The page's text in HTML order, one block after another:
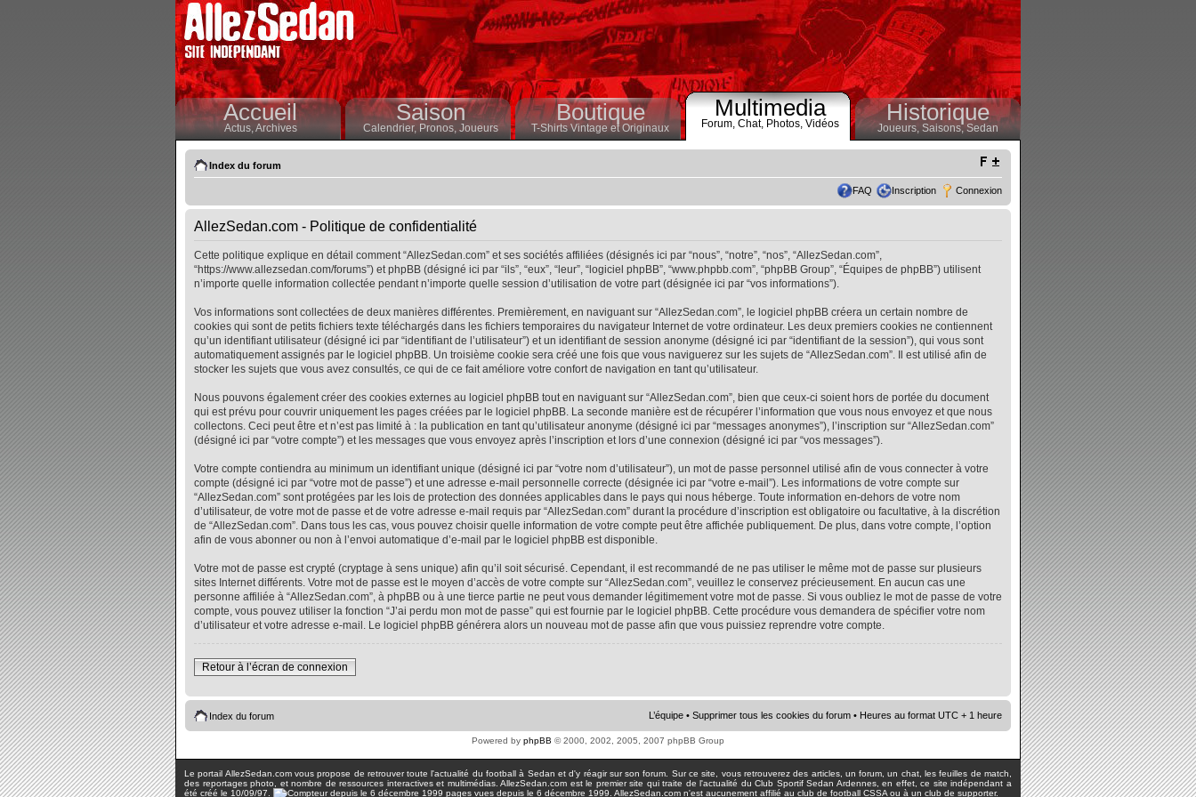
Accueil
Actus,Archives
Saison
Calendrier,Pronos, Joueurs
Boutique
T-Shirts Vintage et Originaux
Multimedia
Forum, Chat, Photos, Vidéos Historique
Joueurs, Saisons,Sedan
Index du forum
FAQ Inscription Connexion
AllezSedan.com - Politique de confidentialité
Cette politique explique en détail comment “AllezSedan.com” et ses sociétés affiliées (désignés ici par “nous”, “notre”, “nos”, “AllezSedan.com”,
“https://www.allezsedan.com/forums”) et phpBB (désigné ici par “ils”, “eux”, “leur”, “logiciel phpBB”, “www.phpbb.com”, “phpBB Group”, “Équipes de phpBB”) utilisent
n’importe quelle information collectée pendant n’importe quelle session d’utilisation de votre part (désignée ici par “vos informations”).
Vos informations sont collectées de deux manières différentes. Premièrement, en naviguant sur “AllezSedan.com”, le logiciel phpBB créera un certain nombre de
cookies qui sont de petits fichiers texte téléchargés dans les fichiers temporaires du navigateur Internet de votre ordinateur. Les deux premiers cookies ne contiennent
qu’un identifiant utilisateur (désigné ici par “identifiant de l’utilisateur”) et un identifiant de session anonyme (désigné ici par “identifiant de la session”), qui vous sont
automatiquement assignés par le logiciel phpBB. Un troisième cookie sera créé une fois que vous naviguerez sur les sujets de “AllezSedan.com”. Il est utilisé afin de
stocker les sujets que vous avez consultés, ce qui de ce fait améliore votre confort de navigation en tant qu’utilisateur.
Nous pouvons également créer des cookies externes au logiciel phpBB tout en naviguant sur “AllezSedan.com”, bien que ceux-ci soient hors de portée du document
qui est prévu pour couvrir uniquement les pages créées par le logiciel phpBB. La seconde manière est de récupérer l’information que vous nous envoyez et que nous
collectons. Ceci peut être et n’est pas limité à : la publication en tant qu’utilisateur anonyme (désigné ici par “messages anonymes”), l’inscription sur “AllezSedan.com”
(désigné ici par “votre compte”) et les messages que vous envoyez après l’inscription et lors d’une connexion (désigné ici par “vos messages”).
Votre compte contiendra au minimum un identifiant unique (désigné ici par “votre nom d’utilisateur”), un mot de passe personnel utilisé afin de vous connecter à votre
compte (désigné ici par “votre mot de passe”) et une adresse e-mail personnelle correcte (désignée ici par “votre e-mail”). Les informations de votre compte sur
“AllezSedan.com” sont protégées par les lois de protection des données applicables dans le pays qui nous héberge. Toute information en-dehors de votre nom
d’utilisateur, de votre mot de passe et de votre adresse e-mail requis par “AllezSedan.com” durant la procédure d’inscription est obligatoire ou facultative, à la discrétion
de “AllezSedan.com”. Dans tous les cas, vous pouvez choisir quelle information de votre compte peut être affichée publiquement. De plus, dans votre compte, l’option
afin de vous abonner ou non à l’envoi automatique d’e-mail par le logiciel phpBB est disponible.
Votre mot de passe est crypté (cryptage à sens unique) afin qu’il soit sécurisé. Cependant, il est recommandé de ne pas utiliser le même mot de passe sur plusieurs
sites Internet différents. Votre mot de passe est le moyen d’accès de votre compte sur “AllezSedan.com”, veuillez le conservez précieusement. En aucun cas une
personne affiliée à “AllezSedan.com”, à phpBB ou à une tierce partie ne peut vous demander légitimement votre mot de passe. Si vous oubliez le mot de passe de votre
compte, vous pouvez utiliser la fonction “J’ai perdu mon mot de passe” qui est fournie par le logiciel phpBB. Cette procédure vous demandera de spécifier votre nom
d’utilisateur et votre adresse e-mail. Le logiciel phpBB générera alors un nouveau mot de passe afin que vous puissiez reprendre votre compte.
Retour à l’écran de connexion
Index du forum L’équipe • Supprimer tous les cookies du forum • Heures au format UTC + 1 heure
Powered by phpBB © 2000, 2002, 2005, 2007 phpBB Group
Le portail AllezSedan.com vous propose de retrouver toute l'actualité du football à Sedan et d'y réagir sur son forum. Sur ce site, vous retrouverez des articles, un forum, un chat, les feuilles de match,
des reportages photo, et nombre de ressources interactives et multimédias. AllezSedan.com est le premier site qui traite de l'actualité du Club Sportif Sedan Ardennes, en effet, ce site indépendant a
été créé le 10/09/97.
pages vues depuis le 6 décembre 1999. AllezSedan.com n'est aucunement affilié au club de football CSSA ou à un club de supporter.